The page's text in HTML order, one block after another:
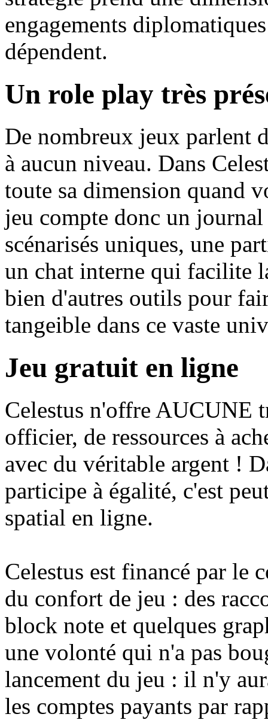
engagements
dépendent.
Un role play très
De nombreux jeux parlent
à aucun niveau. Dans
toute sa dimension quand
jeu compte donc un
scénarisés uniques, une
un chat interne qui facilite
bien d'autres outils pour
tangeible dans ce vaste
Jeu gratuit en ligne
Celestus n'offre AUCUNE
officier, de ressources à
avec du véritable argent !
participe à égalité, c'est
spatial en ligne.
Celestus est financé par le
du confort de jeu : des
block note et quelques
une volonté qui n'a pas
lancement du jeu : il n'y
les comptes payants par